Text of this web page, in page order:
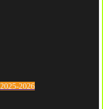
2025-2026